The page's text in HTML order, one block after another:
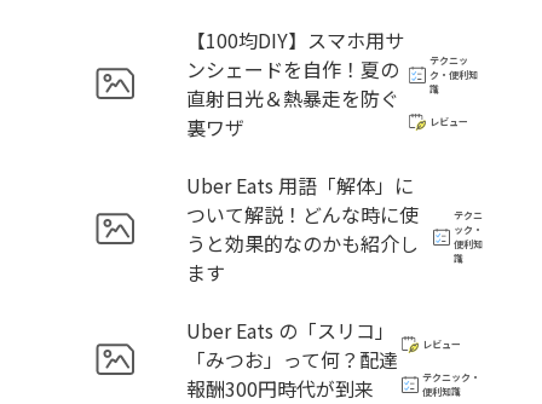
【100均DIY】スマホ用サ
ンシェードを自作！夏の
直射日光＆熱暴走を防ぐ
裏ワザ
テクニッ
ク・便利知
識
レビュー
Uber Eats 用語「解体」に
ついて解説！どんな時に使
うと効果的なのかも紹介し
ます
テクニ
ック・
便利知
識
Uber Eats の「スリコ」
「みつお」って何？配達
報酬300円時代が到来
レビュー
テクニック・
便利知識